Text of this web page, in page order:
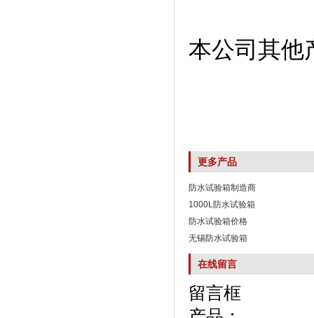
本公司其他
更多产品
防水试验箱制造商
1000L防水试验箱
防水试验箱价格
无锡防水试验箱
在线留言
留言框